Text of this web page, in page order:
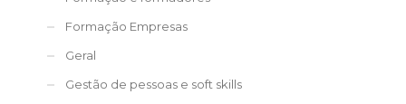
Formação Empresas
Geral
Gestão de pessoas e soft skills